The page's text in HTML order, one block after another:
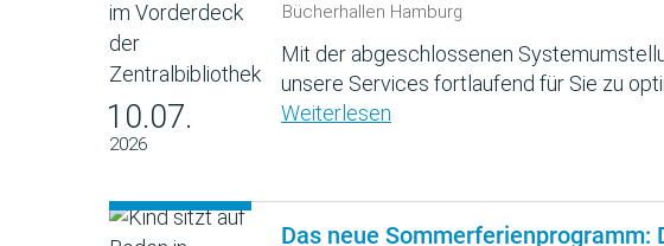
10.07.
2026
Bücherhallen Hamburg
Mit der abgeschlossenen
unsere Services fortlaufend für Sie zu
Weiterlesen
Das neue Sommerferienprogramm: